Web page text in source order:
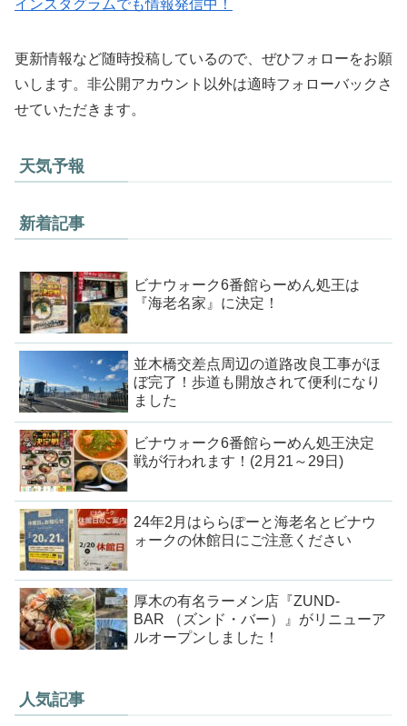
インスタグラムでも情報発信中！
更新情報など随時投稿しているので、ぜひフォローをお願
いします。非公開アカウント以外は適時フォローバックさ
せていただきます。
天気予報
新着記事
ビナウォーク6番館らーめん処王は
『海老名家』に決定！
並木橋交差点周辺の道路改良工事がほ
ぼ完了！歩道も開放されて便利になり
ました
ビナウォーク6番館らーめん処王決定
戦が行われます！(2月21～29日)
24年2月はららぽーと海老名とビナウ
ォークの休館日にご注意ください
厚木の有名ラーメン店『ZUND-
BAR （ズンド・バー）』がリニューア
ルオープンしました！
人気記事